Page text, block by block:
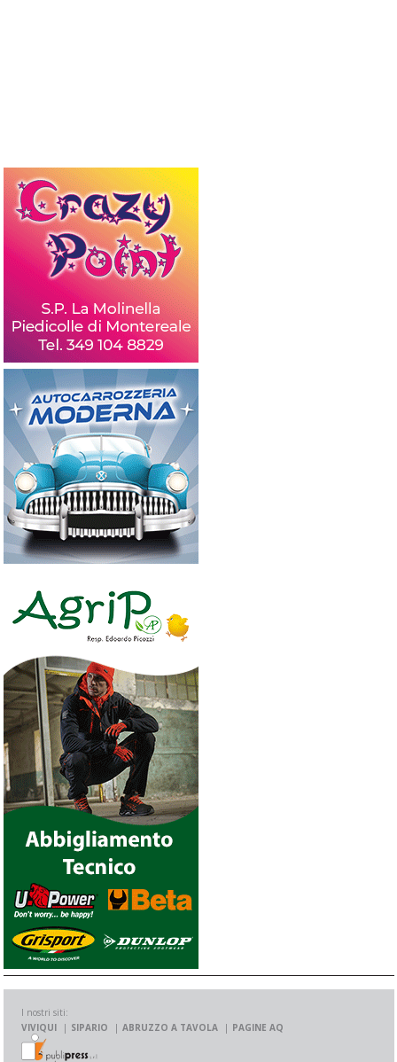
I nostri siti:
VIVIQUI
SIPARIO ABRUZZO A TAVOLA PAGINE AQ